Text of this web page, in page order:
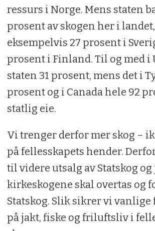
ressurs i Norge. Mens staten
prosent av skogen her i
eksempelvis 27 prosent i
prosent i Finland. Til og med i
staten 31 prosent, mens det i
prosent og i Canada hele 92
statlig eie.
Vi trenger derfor mer skog –
på fellesskapets hender.
til videre utsalg av Statskog og
kirkeskogene skal overtas og
Statskog. Slik sikrer vi
på jakt, fiske og friluftsliv i